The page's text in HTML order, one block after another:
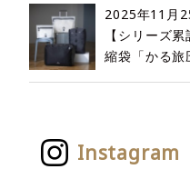
2025年11月
【シリーズ
縮袋「かる旅
Instagram